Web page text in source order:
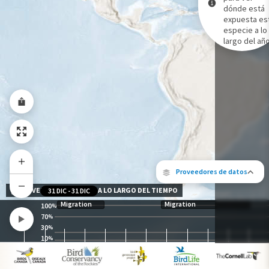
Proveedores de datos
Los siguientes socios contribuyeron
Gama de especies por estación
Gama de verano
Rango de invierno
Rango a lo largo del año
dónde está
expuesta
especie a lo
largo del
100%
70%
30%
10%
Migration Migration
31 DIC -31 DIC
NIVEL DE EXPOSICIÓN A LO LARGO DEL TIEMPO